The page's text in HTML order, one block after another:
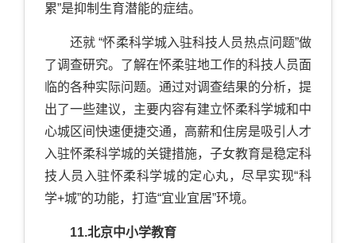
累”是抑制生育潜能的症结。
还就 “怀柔科学城入驻科技人员热点问题”做
了调查研究。了解在怀柔驻地工作的科技人员面
临的各种实际问题。通过对调查结果的分析，提
出了一些建议，主要内容有建立怀柔科学城和中
心城区间快速便捷交通，高薪和住房是吸引人才
入驻怀柔科学城的关键措施，子女教育是稳定科
技人员入驻怀柔科学城的定心丸，尽早实现“科
学+城”的功能，打造“宜业宜居”环境。
11.北京中小学教育